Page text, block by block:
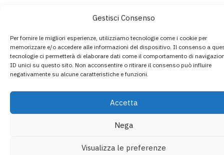
Gestisci Consenso
Per fornire le migliori esperienze, utilizziamo tecnologie come i cookie per
memorizzare e/o accedere alle informazioni del dispositivo. Il consenso a
tecnologie ci permetterà di elaborare dati come il comportamento di
ID unici su questo sito. Non acconsentire o ritirare il consenso può influire
negativamente su alcune caratteristiche e funzioni.
Accetta
Nega
Visualizza le preferenze